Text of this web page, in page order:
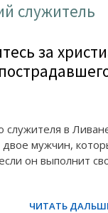
служитель
за
служителя в
мужчин,
он выполнит